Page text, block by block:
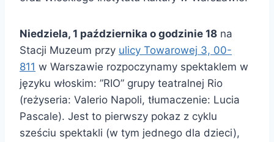
Niedziela, 1 października o godzinie 18 na
Stacji Muzeum przy ulicy Towarowej 3, 00-
811 w Warszawie rozpoczynamy spektaklem w
języku włoskim: ”RIO” grupy teatralnej Rio
(reżyseria: Valerio Napoli, tłumaczenie: Lucia
Pascale). Jest to pierwszy pokaz z cyklu
sześciu spektakli (w tym jednego dla dzieci),